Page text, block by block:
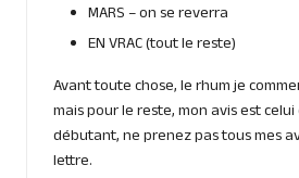
MARS – on se reverra
EN VRAC(tout le reste)
Avant toute chose, le rhum je
mais pour le reste, mon avis est celui
débutant, ne prenez pas tous mes
lettre.